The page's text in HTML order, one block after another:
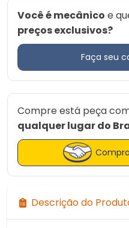
Você é mecânico e
preços exclusivos?
Faça seu
Compre está peça
qualquer lugar do
Descrição do